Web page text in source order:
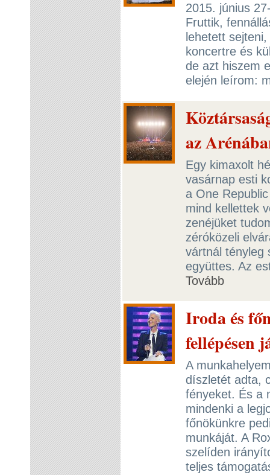
2015. június
Fruttik,
lehetett
koncertre és
de azt hiszem
elején leírom:
az
Egy kimaxolt
vasárnap esti
a One
mind kellettek
zenéjüket
zéróközeli
vártnál tényleg
együttes. Az
Tovább
Iroda és
fellépésen
A
díszletét adta,
fényeket. És a
mindenki a
főnökünkre
munkáját. A
szelíden
teljes